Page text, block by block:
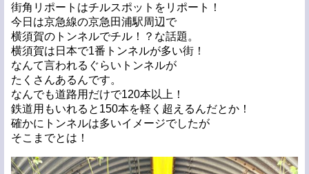
街角リポートはチルスポットをリポート！
今日は京急線の京急田浦駅周辺で
横須賀のトンネルでチル！？な話題。
横須賀は日本で1番トンネルが多い街！
なんて言われるぐらいトンネルが
たくさんあるんです。
なんでも道路用だけで120本以上！
鉄道用もいれると150本を軽く超えるんだとか！
確かにトンネルは多いイメージでしたが
そこまでとは！